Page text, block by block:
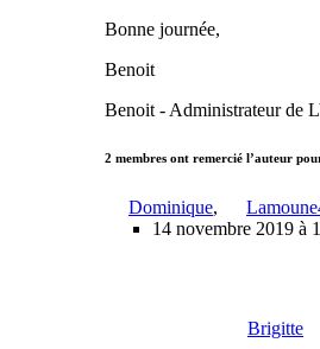
Bonne journée,
Benoit
Benoit - Administrateur de
2 membres ont remercié l’auteur
Dominique,
14 novembre 2019 à
Brigitte